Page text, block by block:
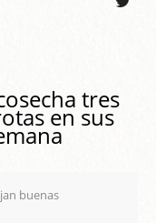
tres
en sus
buenas